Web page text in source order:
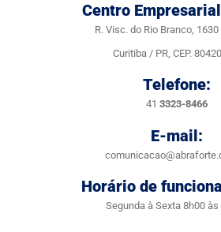
Centro
R. Visc. do Rio Branco,
Curitiba / PR, CEP.
Telefone:
41 3323-8466
E-mail:
Horário de
Segunda à Sexta 8h00 às